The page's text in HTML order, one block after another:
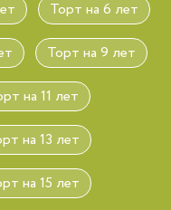
Торт на 6 лет
Торт на 9 лет
на 11 лет
на 13 лет
на 15 лет